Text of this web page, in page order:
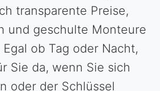
transparente Preise,
und geschulte Monteure
ob Tag oder Nacht,
Sie da, wenn Sie sich
oder der Schlüssel